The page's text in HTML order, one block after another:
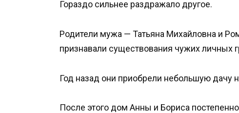
Гораздо сильнее раздражало другое.
Родители мужа — Татьяна Михайловна и
признавали существования чужих личных
Год назад они приобрели небольшую дачу
После этого дом Анны и Бориса